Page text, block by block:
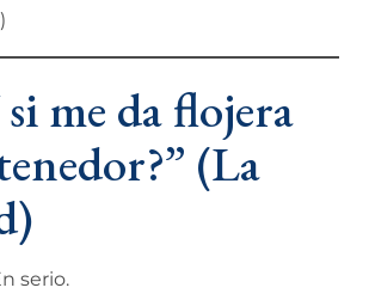
si me da flojera
(La
serio.